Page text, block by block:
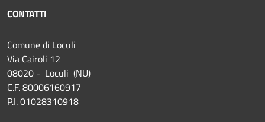
CONTATTI
Comune di Loculi
Via Cairoli 12
08020 - Loculi (NU)
C.F. 80006160917
P.I. 01028310918